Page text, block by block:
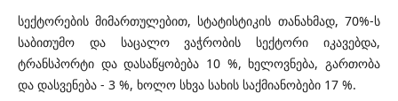
სექტორების მიმართულებით, სტატისტიკის თანახმად, 70%-ს
საბითუმო და საცალო ვაჭრობის სექტორი იკავებდა,
ტრანსპორტი და დასაწყობება 10 %, ხელოვნება, გართობა
და დასვენება - 3 %, ხოლო სხვა სახის საქმიანობები 17 %.